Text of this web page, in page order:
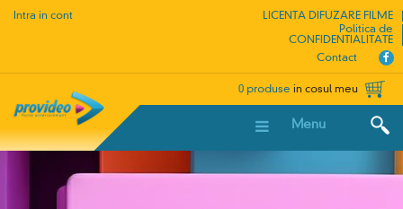
Intra in cont
LICENTA DIFUZARE FILME
Politica de
CONFIDENTIALITATE
Contact
0 produse in cosul meu
Menu